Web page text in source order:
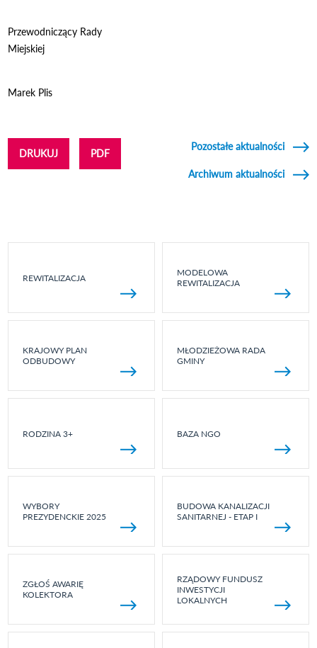
Przewodniczący Rady
Marek Plis
DRUKUJ PDF
Pozostałe aktualności
Archiwum aktualności
REWITALIZACJA
MODELOWA
REWITALIZACJA
KRAJOWY PLAN
ODBUDOWY
MŁODZIEŻOWA RADA
GMINY
RODZINA 3+ BAZA NGO
WYBORY
PREZYDENCKIE 2025
BUDOWA KANALIZACJI
SANITARNEJ - ETAP I
ZGŁOŚ AWARIĘ
KOLEKTORA
RZĄDOWY FUNDUSZ
INWESTYCJI
LOKALNYCH